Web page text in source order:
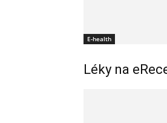
E-health
Léky na